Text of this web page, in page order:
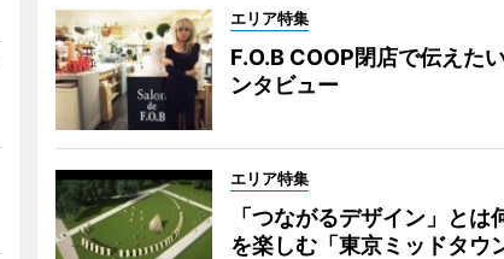
エリア特集
F.O.B COOP閉店で伝えた
ンタビュー
エリア特集
「つながるデザイン」と
を楽しむ「東京ミッドタウ